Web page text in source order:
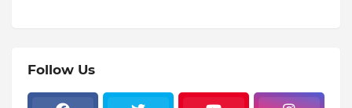
Follow Us